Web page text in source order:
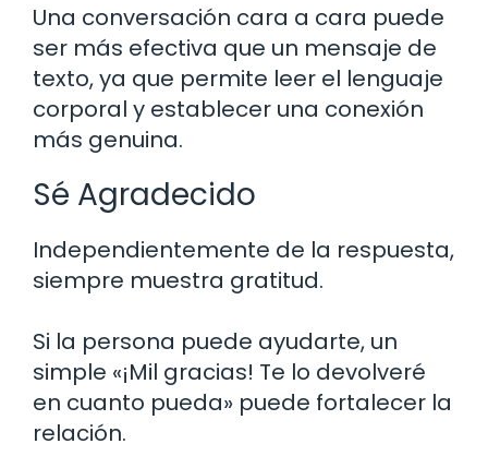
Una conversación cara a cara puede
ser más efectiva que un mensaje de
texto, ya que permite leer el lenguaje
corporal y establecer una conexión
más genuina.
Sé Agradecido
Independientemente de la respuesta,
siempre muestra gratitud.
Si la persona puede ayudarte, un
simple «¡Mil gracias! Te lo devolveré
en cuanto pueda» puede fortalecer la
relación.